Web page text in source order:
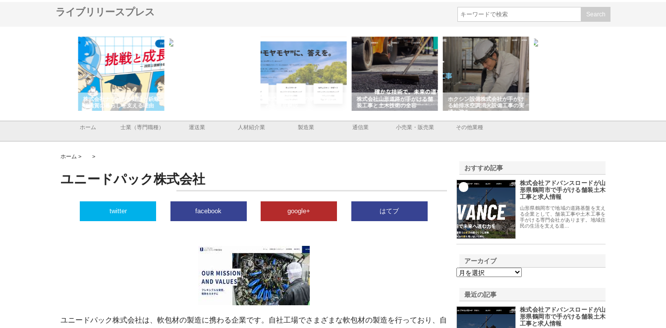
ライブリリースプレス
株式会社ナツハラが建設と鋲螺
で滋賀の暮らしを支える理由
株式会社メタルエースの企業サ
イトが提供する充実した情報内
容とは
株式会社ＣＳＡの事業内容と強
株式会社山形道路が手がける舗
装工事と土木技術の全容
ホクシン設備株式会社が手がけ
る給排水空調消火設備工事の実
績と強み
のGISインフラ管理システム導
入メリット
ホーム 士業（専門職種） 運送業 人材紹介業 製造業 通信業 小売業・販売業 その他業種
ホーム > >
ユニードパック株式会社
twitter facebook google+ はてブ
ユニードパック株式会社は、軟包材の製造に携わる企業です。自社工場でさまざまな軟包材の製造を行っており、自
おすすめ記事
株式会社アドバンスロードが山
形県鶴岡市で手がける舗装土木
工事と求人情報
山形県鶴岡市で地域の道路基盤を支え
る企業として、舗装工事や土木工事を
手がける専門会社があります。地域住
民の生活を支える道…
アーカイブ
最近の記事
株式会社アドバンスロードが山
形県鶴岡市で手がける舗装土木
工事と求人情報